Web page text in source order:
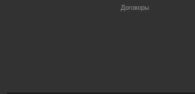
Договоры